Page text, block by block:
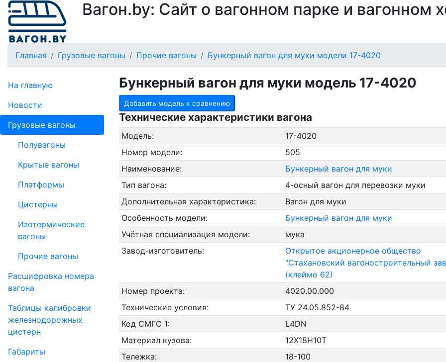
Вагон.by: Сайт о вагонном парке и вагонном
Главная Грузовые вагоны Прочие вагоны Бункерный вагон для муки модели 17-4020
На главную
Новости
Грузовые вагоны
Полувагоны
Крытые вагоны
Платформы
Цистерны
Изотермические
вагоны
Прочие вагоны
Рас­шифров­ка номера
вагона
Таблицы калибровки
же­лезно­дорожных
цистерн
Габариты
Бункерный вагон для муки модель 17-4020
Добавить модель к сравнению
Технические характеристики вагона
Модель:
17-4020
Номер модели:
505
Наименование:
Бункерный вагон для муки
Тип вагона:
4-осный вагон для перевозки муки
Дополнительная характеристика:
Вагон для муки
Особенность модели:
Бункерный вагон для муки
Учётная специализация модели:
мука
Завод-изготовитель:
Открытое акционерное общество
"Стахановский вагоностроительный
(клеймо 62)
Номер проекта:
4020.00.000
Технические условия:
ТУ 24.05.852-84
Код СМГС 1:
L4DN
Материал кузова:
12Х18Н10Т
Тележка:
18-100